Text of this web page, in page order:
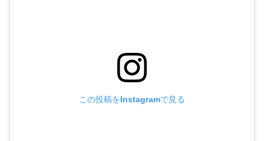
この投稿をInstagramで見る